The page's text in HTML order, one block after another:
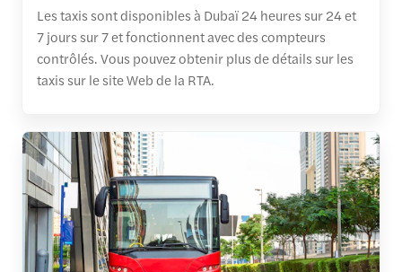
Les taxis sont disponibles à Dubaï 24 heures sur 24 et
7 jours sur 7 et fonctionnent avec des compteurs
contrôlés. Vous pouvez obtenir plus de détails sur les
taxis sur le site Web de la RTA.